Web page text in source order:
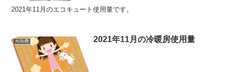
2021年11月のエコキュート使用量です。
光熱費 2021年11月の冷暖房使用量